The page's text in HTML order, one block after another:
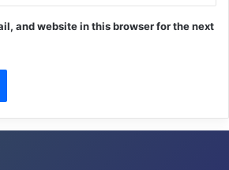
and website in this browser for the next